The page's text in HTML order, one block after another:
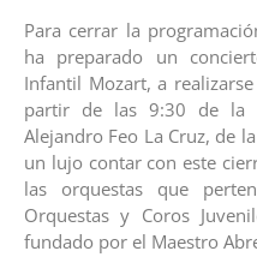
Para cerrar la
ha preparado un
Infantil Mozart, a
partir de las 9:30 de la
Alejandro Feo La Cruz, de
un lujo contar con este
las orquestas que
Orquestas y Coros
fundado por el Maestro